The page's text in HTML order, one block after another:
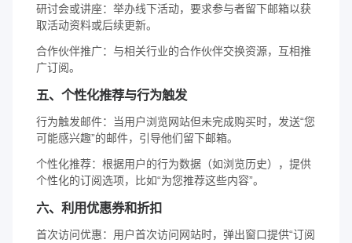
研讨会或讲座：举办线下活动，要求参与者留下邮箱以获
取活动资料或后续更新。
合作伙伴推广：与相关行业的合作伙伴交换资源，互相推
广订阅。
五、个性化推荐与行为触发
行为触发邮件：当用户浏览网站但未完成购买时，发送“您
可能感兴趣”的邮件，引导他们留下邮箱。
个性化推荐：根据用户的行为数据（如浏览历史），提供
个性化的订阅选项，比如“为您推荐这些内容”。
六、利用优惠券和折扣
首次访问优惠：用户首次访问网站时，弹出窗口提供“订阅